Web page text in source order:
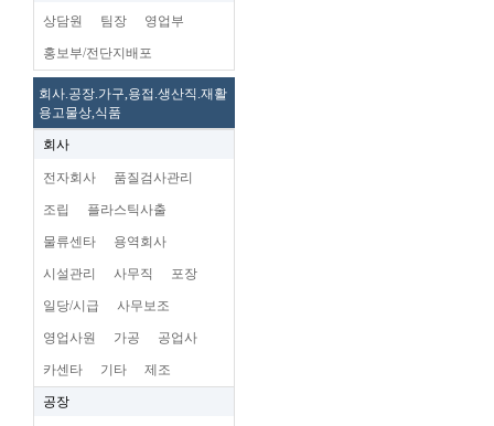
상담원 팀장 영업부
홍보부/전단지배포
회사.공장.가구,용접.생산직.재활
용고물상,식품
회사
전자회사 품질검사관리
조립 플라스틱사출
물류센타 용역회사
시설관리 사무직 포장
일당/시급 사무보조
영업사원 가공 공업사
카센타 기타 제조
공장